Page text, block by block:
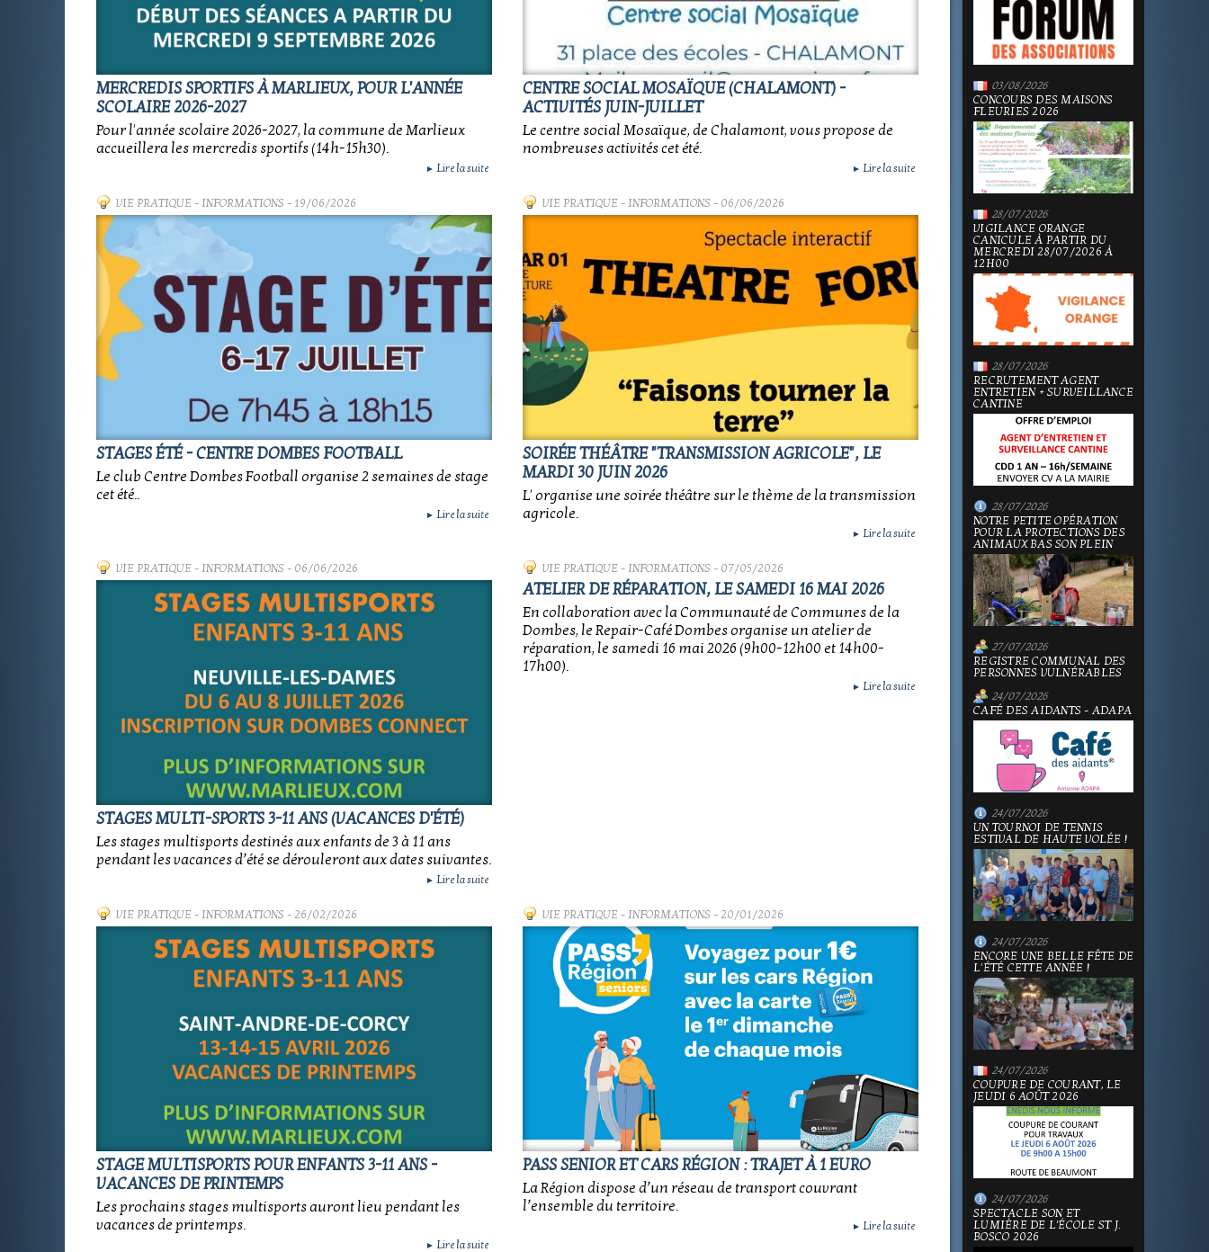
MERCREDIS SPORTIFS À MARLIEUX, POUR L'ANNÉE
SCOLAIRE 2026-2027
Pour l'année scolaire 2026-2027, la commune de Marlieux
accueillera les mercredis sportifs (14h-15h30).
► Lire la suite
CENTRE SOCIAL MOSAÏQUE (CHALAMONT) -
ACTIVITÉS JUIN-JUILLET
Le centre social Mosaïque, de Chalamont, vous propose de
nombreuses activités cet été.
► Lire la suite
VIE PRATIQUE- INFORMATIONS - 19/06/2026
STAGES ÉTÉ - CENTRE DOMBES FOOTBALL
Le club Centre Dombes Football organise 2 semaines de stage
cet été..
► Lire la suite
VIE PRATIQUE- INFORMATIONS - 06/06/2026
SOIRÉE THÉÂTRE "TRANSMISSION AGRICOLE", LE
MARDI 30 JUIN 2026
L' organise une soirée théâtre sur le thème de la transmission
agricole.
► Lire la suite
VIE PRATIQUE- INFORMATIONS - 06/06/2026
STAGES MULTI-SPORTS 3-11 ANS (VACANCES D'ÉTÉ)
Les stages multisports destinés aux enfants de 3 à 11 ans
pendant les vacances d’été se dérouleront aux dates suivantes.
► Lire la suite
VIE PRATIQUE- INFORMATIONS - 07/05/2026
ATELIER DE RÉPARATION, LE SAMEDI 16 MAI 2026
En collaboration avec la Communauté de Communes de la
Dombes, le Repair-Café Dombes organise un atelier de
réparation, le samedi 16 mai 2026 (9h00-12h00 et 14h00-
17h00).
► Lire la suite
VIE PRATIQUE- INFORMATIONS - 26/02/2026
STAGE MULTISPORTS POUR ENFANTS 3-11 ANS -
VACANCES DE PRINTEMPS
Les prochains stages multisports auront lieu pendant les
vacances de printemps.
► Lire la suite
VIE PRATIQUE- INFORMATIONS - 20/01/2026
PASS SENIOR ET CARS RÉGION : TRAJET À 1 EURO
La Région dispose d’un réseau de transport couvrant
l’ensemble du territoire.
► Lire la suite
03/08/2026
CONCOURS DES MAISONS
FLEURIES 2026
28/07/2026
VIGILANCE ORANGE
CANICULE À PARTIR DU
MERCREDI 28/07/2026 À
12H00
28/07/2026
RECRUTEMENT AGENT
ENTRETIEN + SURVEILLANCE
CANTINE
28/07/2026
NOTRE PETITE OPÉRATION
POUR LA PROTECTIONS DES
ANIMAUX BAS SON PLEIN
27/07/2026
REGISTRE COMMUNAL DES
PERSONNES VULNÉRABLES
24/07/2026
CAFÉ DES AIDANTS - ADAPA
24/07/2026
UN TOURNOI DE TENNIS
ESTIVAL DE HAUTE VOLÉE !
24/07/2026
ENCORE UNE BELLE FÊTE DE
L'ÉTÉ CETTE ANNÉE !
24/07/2026
COUPURE DE COURANT, LE
JEUDI 6 AOÛT 2026
24/07/2026
SPECTACLE SON ET
LUMIÈRE DE L'ÉCOLE ST J.
BOSCO 2026